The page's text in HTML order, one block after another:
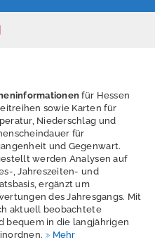
für Hessen
sowie Karten für
Niederschlag und
für
und Gegenwart.
werden Analysen auf
, Jahreszeiten- und
ergänzt um
des Jahresgangs. Mit
aktuell beobachtete
bequem in die langjährigen
Mehr